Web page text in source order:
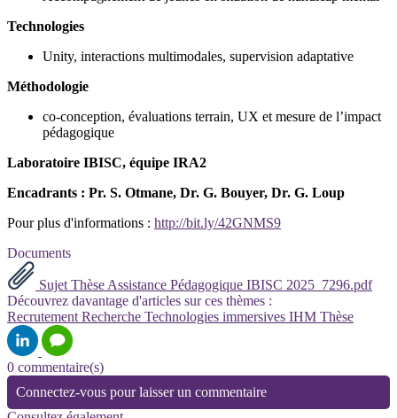
Technologies
Unity, interactions multimodales, supervision adaptative
Méthodologie
co-conception, évaluations terrain, UX et mesure de l’impact
pédagogique
Laboratoire IBISC, équipe IRA2
Encadrants : Pr. S. Otmane, Dr. G. Bouyer, Dr. G. Loup
Pour plus d'informations : http://bit.ly/42GNMS9
Documents
Sujet Thèse Assistance Pédagogique IBISC 2025_7296.pdf
Découvrez davantage d'articles sur ces thèmes :
Recrutement Recherche Technologies immersives IHM Thèse
0 commentaire(s)
Connectez-vous pour laisser un commentaire